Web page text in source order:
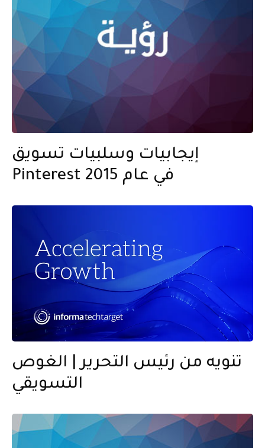
إيجابيات وسلبيات تسويق
Pinterest في عام 2015
تنويه من رئيس التحرير | الغوص
التسويقي